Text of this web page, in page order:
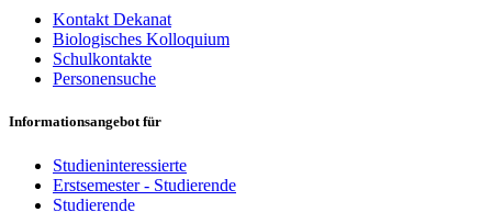
Kontakt Dekanat
Biologisches Kolloquium
Schulkontakte
Personensuche
Informationsangebot für
Studieninteressierte
Erstsemester - Studierende
Studierende